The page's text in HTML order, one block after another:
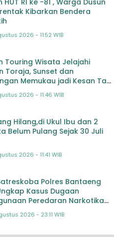
HUT RI ke -81 , Warga Dusun
Kibarkan Bendera
2026 - 11:52 WIB
Touring Wisata Jelajahi
Toraja, Sunset dan
Memukau jadi Kesan Tak
2026 - 11:46 WIB
Hilang,di Ukul Ibu dan 2
Belum Pulang Sejak 30 Juli
2026 - 11:41 WIB
Polres Bantaeng
Kasus Dugaan
Peredaran Narkotika
2026 - 23:11 WIB